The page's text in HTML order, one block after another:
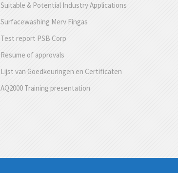
Suitable & Potential Industry Applications
Surfacewashing Merv Fingas
Test report PSB Corp
Resume of approvals
Lijst van Goedkeuringen en Certificaten
AQ2000 Training presentation